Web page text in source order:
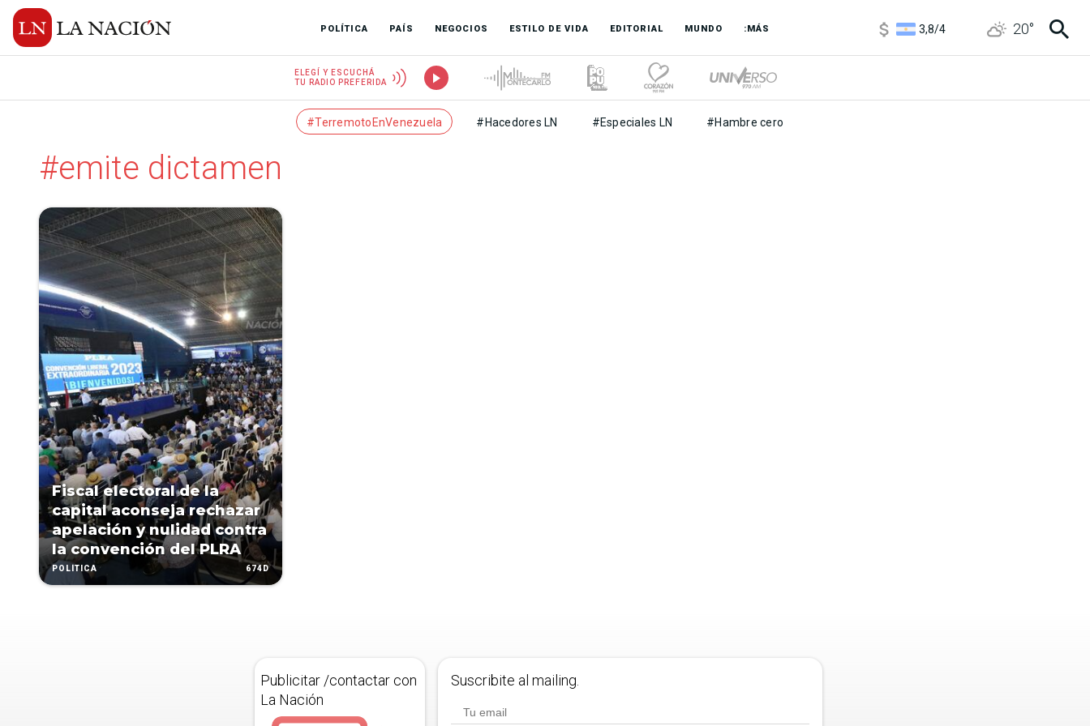
POLÍTICA PAÍS NEGOCIOS ESTILO DE VIDA EDITORIAL MUNDO :MÁS
3,8 / 4
20°
ELEGÍ Y ESCUCHÁ
TU RADIO PREFERIDA
#TerremotoEnVenezuela #Hacedores LN #Especiales LN #Hambre cero
#emite dictamen
Fiscal electoral de la
capital aconseja rechazar
apelación y nulidad contra
la convención del PLRA
POLÍTICA 674D
Publicitar /contactar con
La Nación
Suscribite al mailing.